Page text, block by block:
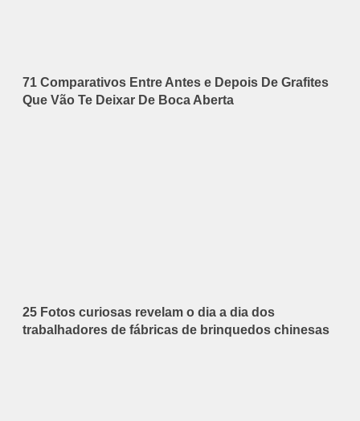
71 Comparativos Entre Antes e Depois De Grafites
Que Vão Te Deixar De Boca Aberta
25 Fotos curiosas revelam o dia a dia dos
trabalhadores de fábricas de brinquedos chinesas